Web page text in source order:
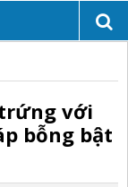
với
bỗng bật